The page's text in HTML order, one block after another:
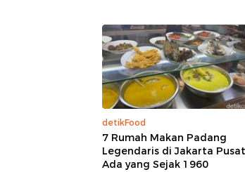
detikFood
7 Rumah Makan Padang
Legendaris di Jakarta
Ada yang Sejak 1960